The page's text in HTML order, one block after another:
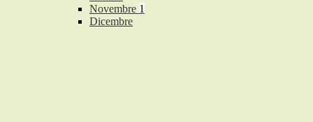
Novembre 1
Dicembre